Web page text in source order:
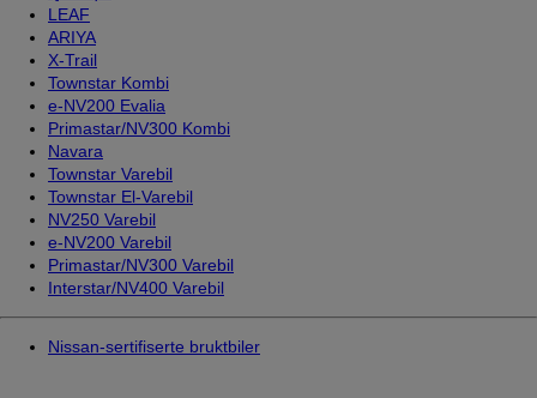
LEAF
ARIYA
X-Trail
Townstar Kombi
e-NV200 Evalia
Primastar/NV300 Kombi
Navara
Townstar Varebil
Townstar El-Varebil
NV250 Varebil
e-NV200 Varebil
Primastar/NV300 Varebil
Interstar/NV400 Varebil
Nissan-sertifiserte bruktbiler